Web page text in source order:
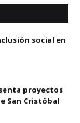
social en
proyectos
San Cristóbal